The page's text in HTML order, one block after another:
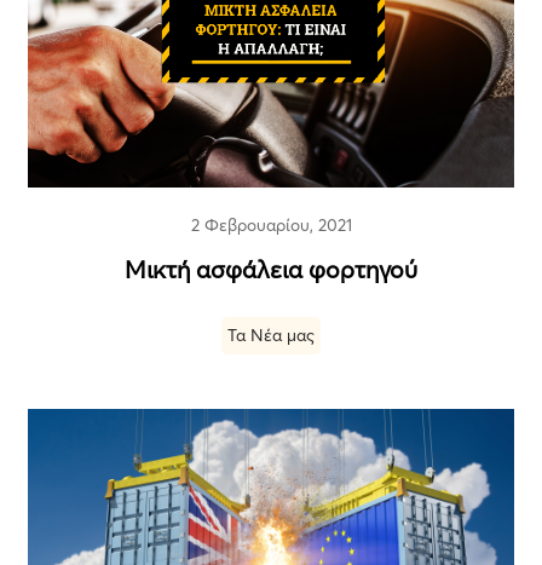
2 Φεβρουαρίου, 2021
Μικτή ασφάλεια φορτηγού
Τα Νέα μας